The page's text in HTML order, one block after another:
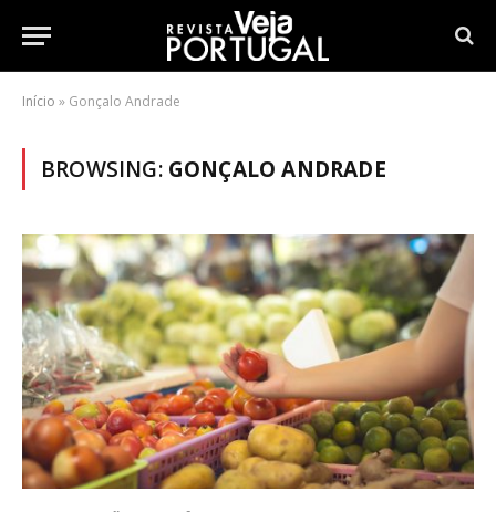
Início » Gonçalo Andrade
BROWSING: GONÇALO ANDRADE